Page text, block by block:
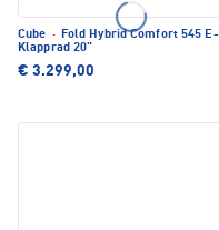
Cube · Fold Hybrid Comfort 545 E-
Klapprad 20"
€ 3.299,00